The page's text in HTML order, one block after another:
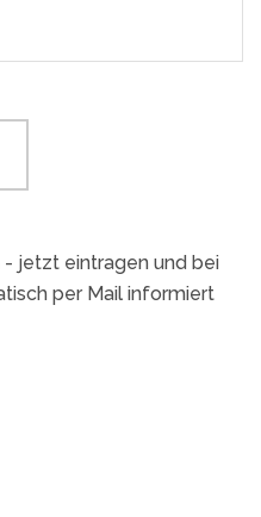
jetzt eintragen und bei
per Mail informiert